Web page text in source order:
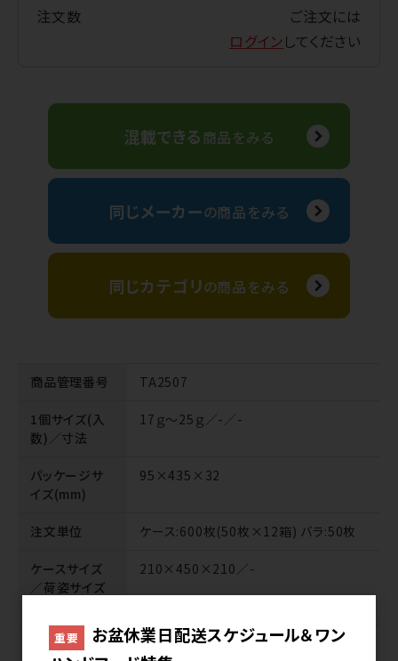
注文数
ご注文には
ログイン してください
混載できる商品をみる
同じメーカーの商品をみる
同じカテゴリの商品をみる
商品管理番号 TA2507
1個サイズ(入
数)／寸法
17ｇ～25ｇ／-／-
パッケージサ
イズ(mm)
95×435×32
注文単位 ケース:600枚(50枚×12箱) バラ:50枚
ケースサイズ
／荷姿サイズ
210×450×210／-
原材料名
マルトオリゴ糖（国内製造）、砂糖、もち米
重要
お盆休業日配送スケジュール＆ワン